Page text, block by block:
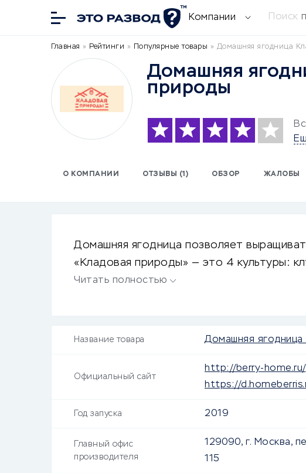
Компании Поиск
Главная » Рейтинги » Популярные товары » Домашняя ягодница
Домашняя
природы
О КОМПАНИИ ОТЗЫВЫ (1) ОБЗОР ЖАЛОБЫ
Домашняя ягодница позволяет
«Кладовая природы» — это 4 культуры:
черника.
Читать полностью
Название товара Домашняя
Официальный сайт
http://berry-home.ru/
https://
Год запуска 2019
Главный офис
производителя
129090, г. Москва,
115